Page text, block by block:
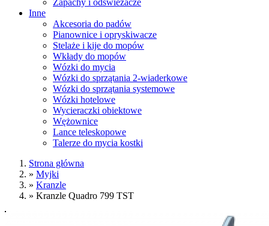
Zapachy i odświeżacze
Inne
Akcesoria do padów
Pianownice i opryskiwacze
Stelaże i kije do mopów
Wkłady do mopów
Wózki do mycia
Wózki do sprzątania 2-wiaderkowe
Wózki do sprzątania systemowe
Wózki hotelowe
Wycieraczki obiektowe
Wężownice
Lance teleskopowe
Talerze do mycia kostki
Strona główna
» Myjki
» Kranzle
» Kranzle Quadro 799 TST